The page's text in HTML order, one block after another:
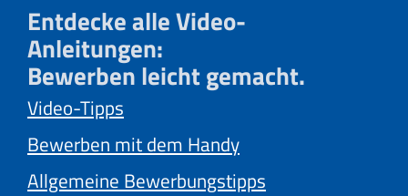
Entdecke alle Video-
Anleitungen:
Bewerben leicht gemacht.
Video-Tipps
Bewerben mit dem Handy
Allgemeine Bewerbungstipps